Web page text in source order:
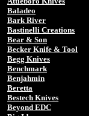
Baladeo
Bark River
Bastinelli Creations
Bear & Son
Becker Knife & Tool
Begg Knives
Benchmark
Benjahmin
Beretta
Bestech Knives
Beyond EDC